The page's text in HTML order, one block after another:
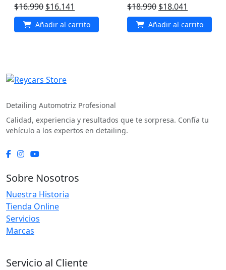
$16.990 El
precio
original
$16.141
precio
actual
Añadir al carrito
$18.990 El
precio
original
$18.041
precio
actual
Añadir al carrito
Detailing Automotriz Profesional
Calidad, experiencia y resultados que te sorpresa. Confía tu
vehículo a los expertos en detailing.
Sobre Nosotros
Nuestra Historia
Tienda Online
Servicios
Marcas
Servicio al Cliente